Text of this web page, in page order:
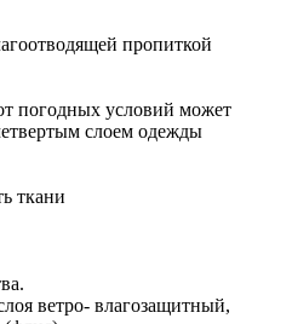
пропиткой
погодных условий может
слоем одежды
ткани
ветро- влагозащитный,